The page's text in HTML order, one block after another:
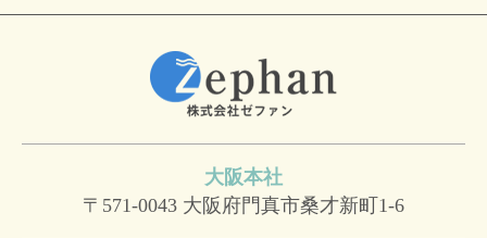
大阪本社
〒571-0043 大阪府門真市桑才新町1-6